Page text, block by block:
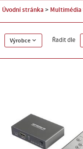
Úvodní stránka Multimédia
Výrobce Řadit dle